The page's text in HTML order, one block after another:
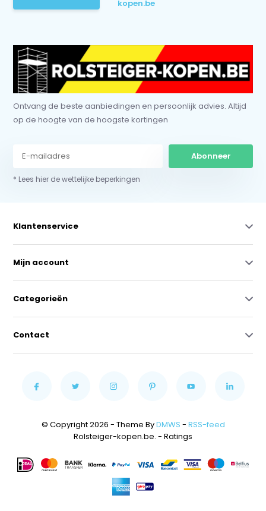
kopen.be
Ontvang de beste aanbiedingen en persoonlijk advies. Altijd
op de hoogte van de hoogste kortingen
Abonneer
* Lees hier de wettelijke beperkingen
Klantenservice
Mijn account
Categorieën
Contact
© Copyright 2026 - Theme ByDMWS - RSS-feed
Rolsteiger-kopen.be. - Ratings